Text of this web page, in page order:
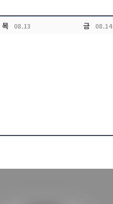
목 08.13 금 08.14